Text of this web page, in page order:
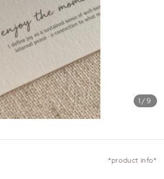
1/9
*product info*